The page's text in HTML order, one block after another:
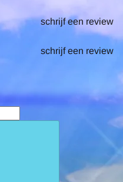
schrijf een review
schrijf een review